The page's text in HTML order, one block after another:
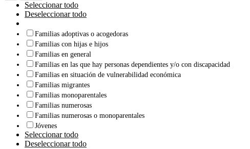
Seleccionar todo
Deseleccionar todo
Familias adoptivas o acogedoras
Familias con hijas e hijos
Familias en general
Familias en las que hay personas dependientes y/o con discapacidad
Familias en situación de vulnerabilidad económica
Familias migrantes
Familias monoparentales
Familias numerosas
Familias numerosas o monoparentales
Jóvenes
Seleccionar todo
Deseleccionar todo